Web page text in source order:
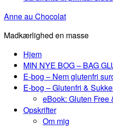
Anne au Chocolat
Madkærlighed en masse
Hjem
MIN NYE BOG – BAG
E-bog – Nem glutenfri
E-bog – Glutenfri &
eBook: Gluten Free
Opskrifter
Om mig